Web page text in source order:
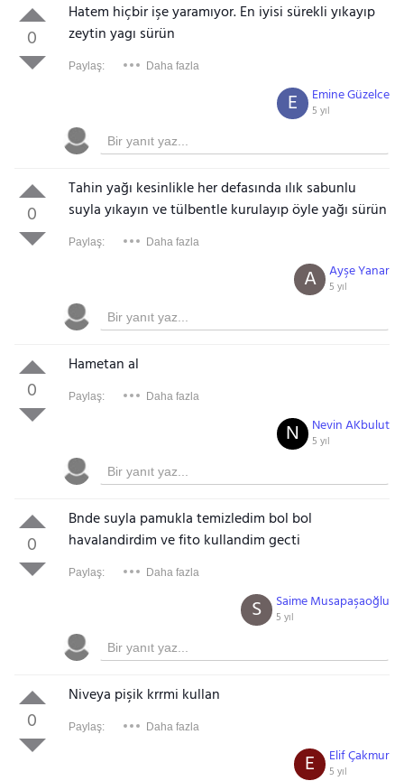
0
Hatem hiçbir işe yaramıyor. En iyisi sürekli yıkayıp
zeytin yagı sürün
Paylaş: Daha fazla
Emine Güzelce
5 yıl
E
0
Tahin yağı kesinlikle her defasında ılık sabunlu
suyla yıkayın ve tülbentle kurulayıp öyle yağı sürün
Paylaş: Daha fazla
Ayşe Yanar
5 yıl
A
0
Hametan al
Paylaş: Daha fazla
Nevin AKbulut
5 yıl
N
0
Bnde suyla pamukla temizledim bol bol
havalandirdim ve fito kullandim gecti
Paylaş: Daha fazla
Saime Musapaşaoğlu
5 yıl
S
0
Niveya pişik krrmi kullan
Paylaş: Daha fazla
Elif Çakmur
5 yıl
E